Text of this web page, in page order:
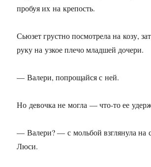
пробуя их на крепость.
Сьюзет грустно посмотрела на козу,
руку на узкое плечо младшей дочери.
— Валери, попрощайся с ней.
Но девочка не могла — что-то ее
— Валери? — с мольбой взглянула на
Люси.